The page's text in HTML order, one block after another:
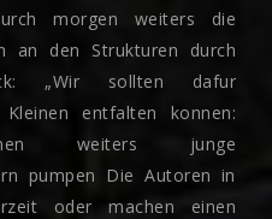
morgen weiters die
an den Strukturen durch
„Wir sollten dafur
entfalten konnen:
weiters junge
pumpen Die Autoren in
oder machen einen